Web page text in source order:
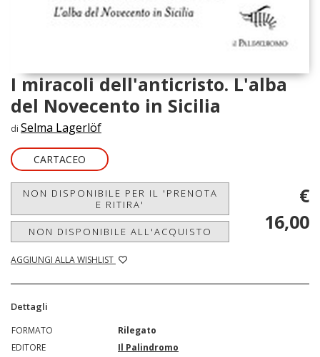
I miracoli dell'anticristo. L'alba
del Novecento in Sicilia
di Selma Lagerlöf
CARTACEO
NON DISPONIBILE PER IL 'PRENOTA
E RITIRA'
NON DISPONIBILE ALL'ACQUISTO
AGGIUNGI ALLA WISHLIST
€
16,00
Dettagli
FORMATO
Rilegato
EDITORE
Il Palindromo